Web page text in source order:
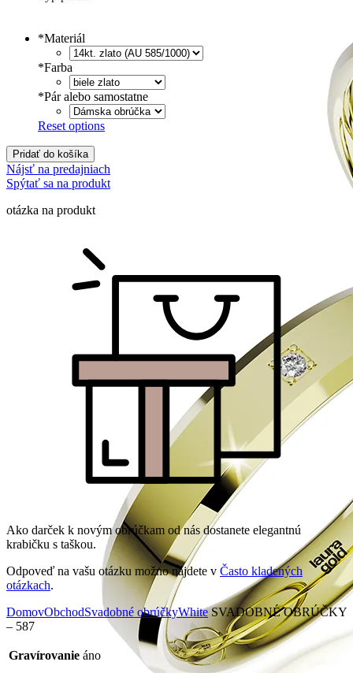
*Materiál
*Farba
*Pár alebo samostatne
Reset options
Pridať do košíka
Nájsť na predajniach
Spýtať sa na produkt
otázka na produkt
Ako darček k novým obrúčkam od nás dostanete elegantnú
krabičku s taškou.
Odpoveď na vašu otázku možno nájdete v Často kladených
otázkach.
DomovObchodSvadobné obrúčkyWhiteSVADOBNÉ OBRÚČKY
– 587
Gravírovanie áno